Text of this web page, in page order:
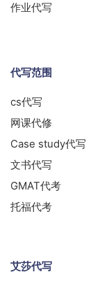
作业代写
代写范围
cs代写
网课代修
Case study代写
文书代写
GMAT代考
托福代考
艾莎代写